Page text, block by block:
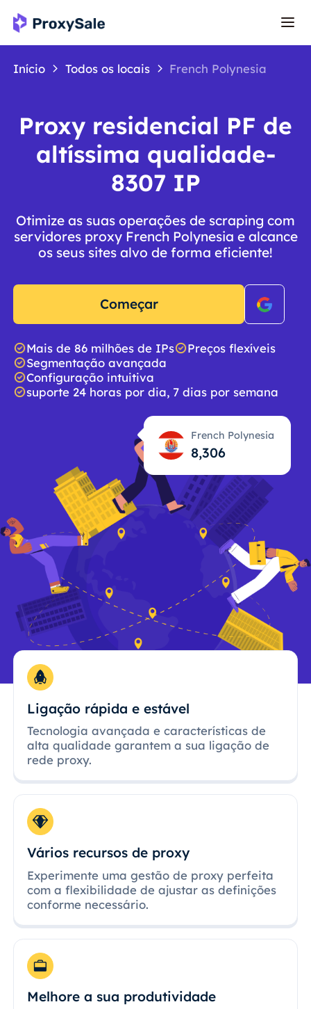
Início Todos os locais French Polynesia
Proxy residencial PF de
altíssima qualidade-
8307 IP
Otimize as suas operações de scraping com
servidores proxy French Polynesia e alcance
os seus sites alvo de forma eficiente!
Começar
Mais de 86 milhões de IPs
Preços flexíveis
Segmentação avançada
Configuração intuitiva
suporte 24 horas por dia, 7 dias por semana
French Polynesia
8,307
Ligação rápida e estável
Tecnologia avançada e características de
alta qualidade garantem a sua ligação de
rede proxy.
Vários recursos de proxy
Experimente uma gestão de proxy perfeita
com a flexibilidade de ajustar as definições
conforme necessário.
Melhore a sua produtividade